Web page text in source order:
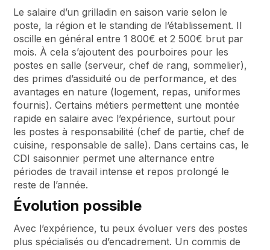
Le salaire d’un grilladin en saison varie selon le
poste, la région et le standing de l’établissement. Il
oscille en général entre 1 800€ et 2 500€ brut par
mois. À cela s’ajoutent des pourboires pour les
postes en salle (serveur, chef de rang, sommelier),
des primes d’assiduité ou de performance, et des
avantages en nature (logement, repas, uniformes
fournis). Certains métiers permettent une montée
rapide en salaire avec l’expérience, surtout pour
les postes à responsabilité (chef de partie, chef de
cuisine, responsable de salle). Dans certains cas, le
CDI saisonnier permet une alternance entre
périodes de travail intense et repos prolongé le
reste de l’année.
Évolution possible
Avec l’expérience, tu peux évoluer vers des postes
plus spécialisés ou d’encadrement. Un commis de